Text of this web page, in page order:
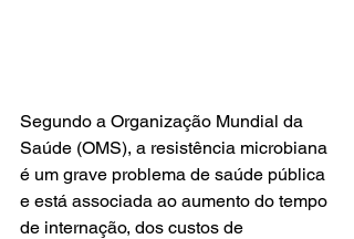
Segundo a Organização Mundial da
Saúde (OMS), a resistência microbiana
é um grave problema de saúde pública
e está associada ao aumento do tempo
de internação, dos custos de